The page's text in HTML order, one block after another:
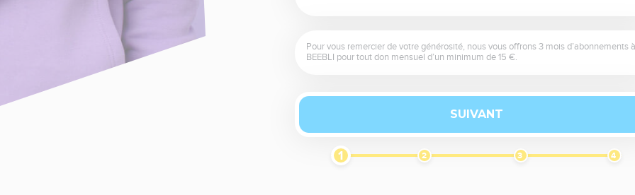
Pour vous remercier de votre générosité, nous vous offrons 3 mois d’abonnements
BEEBLI pour tout don mensuel d’un minimum de 15 €.
SUIVANT
1 2 3 4